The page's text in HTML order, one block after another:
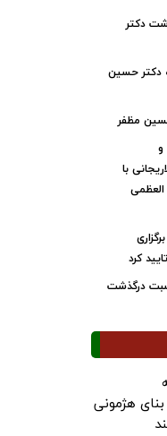
دکتر
دکتر حسین
حسین مظفر
و
با
العظمی
کرد
درگذشت
هژمونی